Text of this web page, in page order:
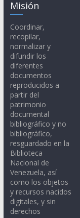
Misión
Coordinar,
recopilar,
normalizar y
difundir los
diferentes
documentos
reproducidos a
partir del
patrimonio
documental
bibliográfico y no
bibliográfico,
resguardado en la
Biblioteca
Nacional de
Venezuela, así
como los objetos
y recursos nacidos
digitales, y sin
derechos